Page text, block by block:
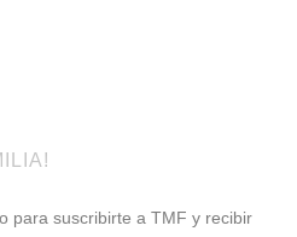
para suscribirte a TMF y recibir